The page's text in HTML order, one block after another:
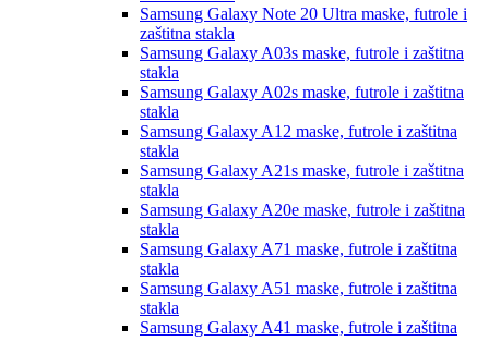
Samsung Galaxy Note 20 Ultra maske, futrole i
zaštitna stakla
Samsung Galaxy A03s maske, futrole i zaštitna
stakla
Samsung Galaxy A02s maske, futrole i zaštitna
stakla
Samsung Galaxy A12 maske, futrole i zaštitna
stakla
Samsung Galaxy A21s maske, futrole i zaštitna
stakla
Samsung Galaxy A20e maske, futrole i zaštitna
stakla
Samsung Galaxy A71 maske, futrole i zaštitna
stakla
Samsung Galaxy A51 maske, futrole i zaštitna
stakla
Samsung Galaxy A41 maske, futrole i zaštitna